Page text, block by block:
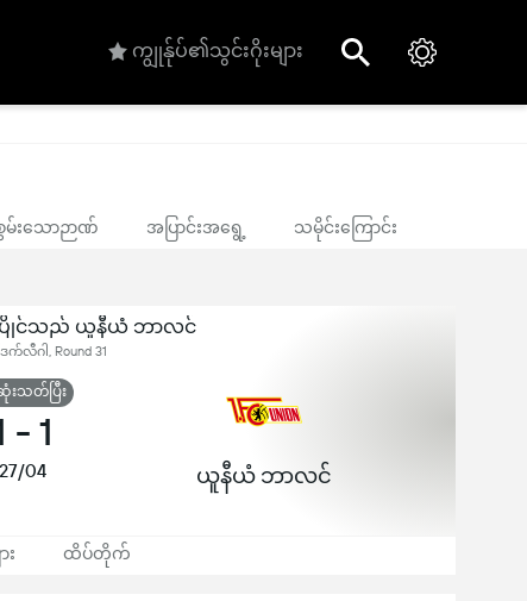
ကျွုန်ုပ်၏သွင်းဂိုးများ
မ်းသောဉာဏ် အပြာင်းအရွေ့ သမိုင်းကြောင်း
ပြိုင်သည် ယူနီယံ ဘာလင်
က်လီဂါ, Round 31
သတ်ပြီး
- 1
27/04 ယူနီယံ ဘာလင်
ထိပ်တိုက်